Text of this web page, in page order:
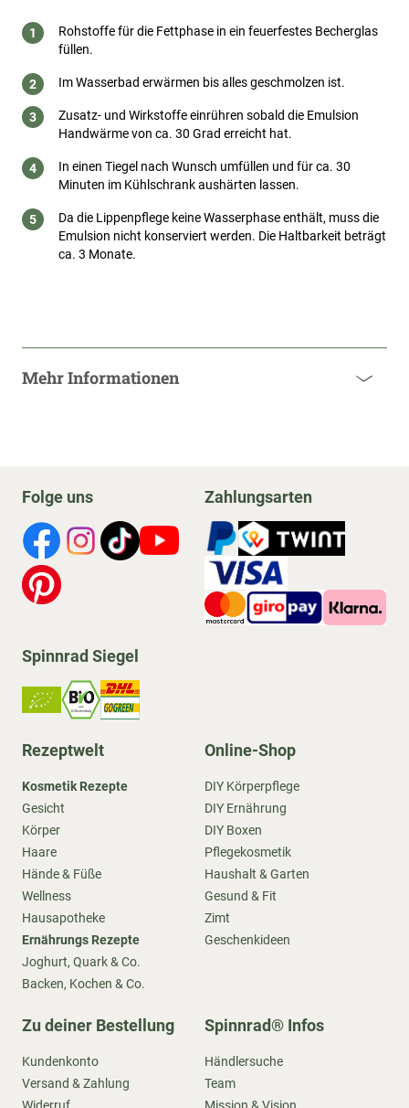
Rohstoffe für die Fettphase in ein feuerfestes Becherglas
füllen.
Im Wasserbad erwärmen bis alles geschmolzen ist.
Zusatz- und Wirkstoffe einrühren sobald die Emulsion
Handwärme von ca. 30 Grad erreicht hat.
In einen Tiegel nach Wunsch umfüllen und für ca. 30
Minuten im Kühlschrank aushärten lassen.
Da die Lippenpflege keine Wasserphase enthält, muss die
Emulsion nicht konserviert werden. Die Haltbarkeit beträgt
ca. 3 Monate.
Mehr Informationen
Folge uns Zahlungsarten
Spinnrad Siegel
Rezeptwelt
Kosmetik Rezepte
Gesicht
Körper
Haare
Hände & Füße
Wellness
Hausapotheke
Ernährungs Rezepte
Joghurt, Quark & Co.
Backen, Kochen & Co.
Online-Shop
DIY Körperpflege
DIY Ernährung
DIY Boxen
Pflegekosmetik
Haushalt & Garten
Gesund & Fit
Zimt
Geschenkideen
Zu deiner Bestellung
Kundenkonto
Versand & Zahlung
Spinnrad® Infos
Händlersuche
Team